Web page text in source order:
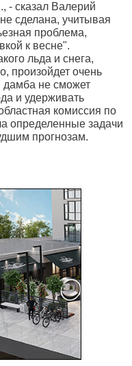
- сказал Валерий
сделана, учитывая
проблема,
к весне".
льда и снега,
произойдет очень
дамба не сможет
и удерживать
комиссия по
определенные задачи
прогнозам.